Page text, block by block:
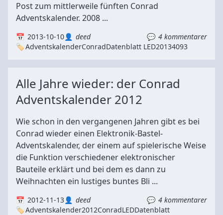
Post zum mittlerweile fünften Conrad
Adventskalender. 2008 ...
2013-10-10 deed
4 kommentarer
AdventskalenderConradDatenblatt LED20134093
Alle Jahre wieder: der Conrad
Adventskalender 2012
Wie schon in den vergangenen Jahren gibt es bei
Conrad wieder einen Elektronik-Bastel-
Adventskalender, der einem auf spielerische Weise
die Funktion verschiedener elektronischer
Bauteile erklärt und bei dem es dann zu
Weihnachten ein lustiges buntes Bli ...
2012-11-13 deed
4 kommentarer
Adventskalender2012ConradLEDDatenblatt